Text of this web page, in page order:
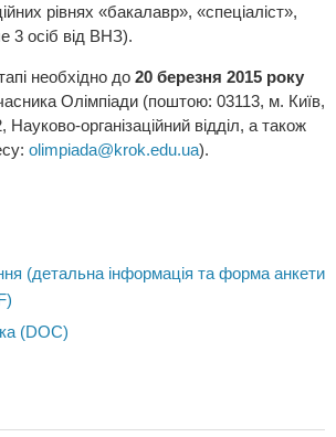
рівнях «бакалавр», «спеціаліст»,
3 осіб від ВНЗ).
необхідно до 20 березня 2015 року
Олімпіади (поштою: 03113, м. Київ,
організаційний відділ, а також
olimpiada@krok.edu.ua).
(детальна інформація та форма анкети
(DOC)